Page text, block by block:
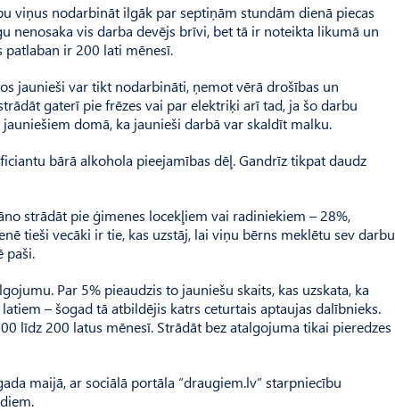
viņus nodarbināt ilgāk par septiņām stundām dienā piecas
nenosaka vis darba devējs brīvi, bet tā ir noteikta likumā un
ir 200 lati mēnesī.
jaunieši var tikt nodarbināti, ņemot vērā drošības un
gaterī pie frēzes vai par elektriķi arī tad, ja šo darbu
domā, ka jaunieši darbā var skaldīt malku.
bārā alkohola pieejamības dēļ. Gandrīz tikpat daudz
strādāt pie ģimenes locekļiem vai radiniekiem – 28%,
tieši vecāki ir tie, kas uzstāj, lai viņu bērns meklētu sev darbu
paši.
Par 5% pieaudzis to jauniešu skaits, kas uzskata, ka
– šogad tā atbildējis katrs ceturtais aptaujas dalībnieks.
līdz 200 latus mēnesī. Strādāt bez atalgojuma tikai pieredzes
maijā, ar sociālā portāla “draugiem.lv” starpniecību